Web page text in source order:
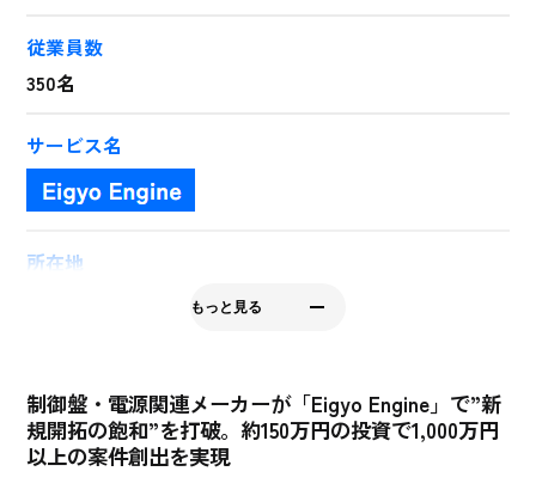
制御盤・電源関連メーカーが「Eigyo Engine」で”新
規開拓の飽和”を打破。約150万円の投資で1,000万円
以上の案件創出を実現
従業員数
350名
サービス名
所在地
長野県茅野市湖東3434
http://kitamura-kiden.co.jp/
もっと見る